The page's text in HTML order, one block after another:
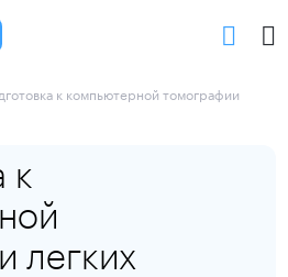
к компьютерной томографии
к
легких